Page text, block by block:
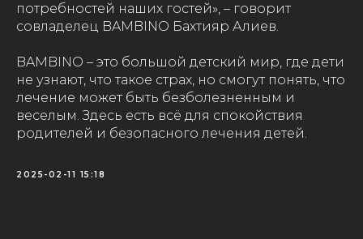
потребностей наших гостей», – говорит
совладелец BAMBINO Бахтияр Алиев.
BAMBINO – это большой детский мир, где дети
не узнают, что такое страх, но смогут понять, что
лечение может быть безболезненным и
веселым. Здесь есть всё для спокойствия
родителей и безопасного лечения детей.
2025-02-11 15:18